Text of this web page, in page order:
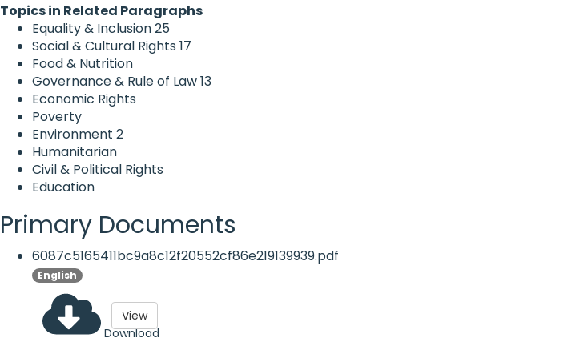
Topics in Related Paragraphs
Equality & Inclusion25
Social & Cultural Rights 17
Food & Nutrition
Governance & Rule of Law13
Economic Rights
Poverty
Environment 2
Humanitarian
Civil & Political Rights
Education
Primary Documents
6087c5165411bc9a8c12f20552cf86e219139939.pdf
English
Download
View